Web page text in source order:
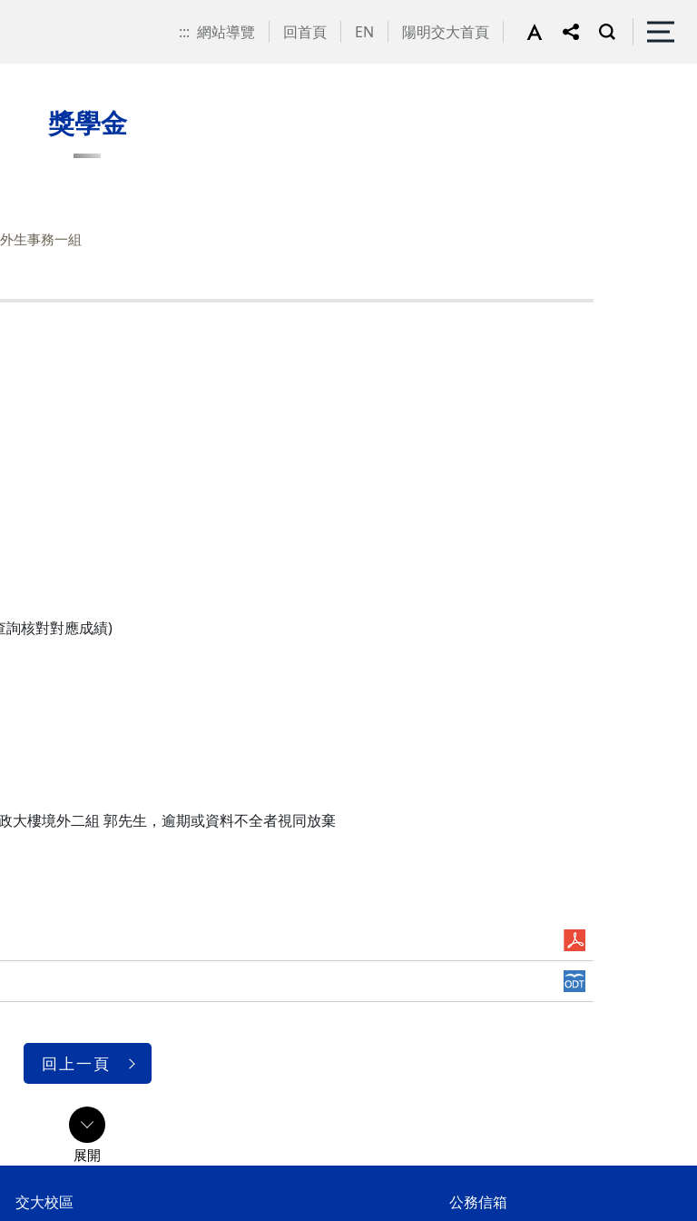
::: 網站導覽 回首頁 EN 陽明交大首頁
獎學金
生事務一組
詢核對對應成績)
大樓境外二組 郭先生，逾期或資料不全者視同放棄
回上一頁
交大校區 公務信箱